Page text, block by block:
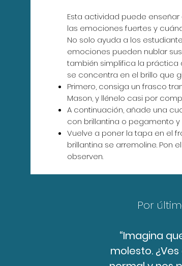
Esta actividad puede
las emociones fuertes y
No solo ayuda a los
emociones pueden nublar
también simplifica la práctica
se concentra en el brillo que
Primero, consiga un frasco
Mason, y llénelo casi por
A continuación, añade una
con brillantina o pegamento
Vuelve a poner la tapa en el
brillantina se arremoline. Pon
observen.
Por
“Imagina
molesto.